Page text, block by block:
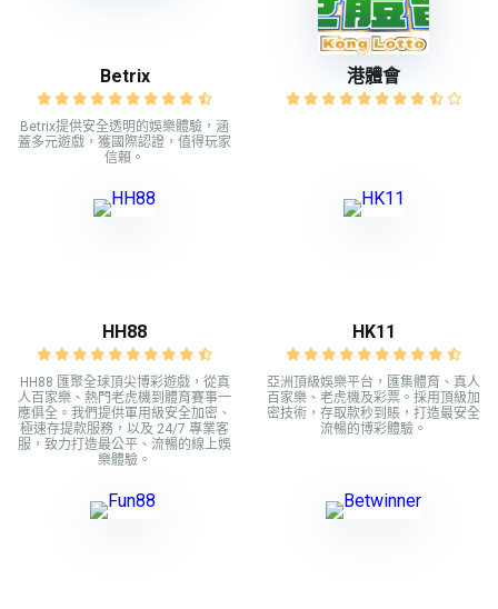
Betrix
Betrix提供安全透明的娛樂體驗，涵
蓋多元遊戲，獲國際認證，值得玩家
信賴。
港體會
HH88
HH88 匯聚全球頂尖博彩遊戲，從真
人百家樂、熱門老虎機到體育賽事一
應俱全。我們提供軍用級安全加密、
極速存提款服務，以及 24/7 專業客
服，致力打造最公平、流暢的線上娛
樂體驗。
HK11
亞洲頂級娛樂平台，匯集體育、真人
百家樂、老虎機及彩票。採用頂級加
密技術，存取款秒到賬，打造最安全
流暢的博彩體驗。